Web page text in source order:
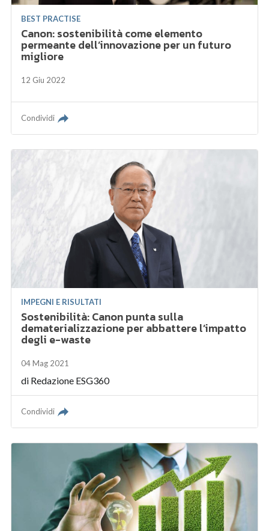
BEST PRACTISE
Canon: sostenibilità come elemento
permeante dell’innovazione per un futuro
migliore
12 Giu 2022
Condividi
IMPEGNI E RISULTATI
Sostenibilità: Canon punta sulla
dematerializzazione per abbattere l’impatto
degli e-waste
04 Mag 2021
di Redazione ESG360
Condividi